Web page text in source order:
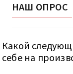
НАШ ОПРОС
Какой
себе на